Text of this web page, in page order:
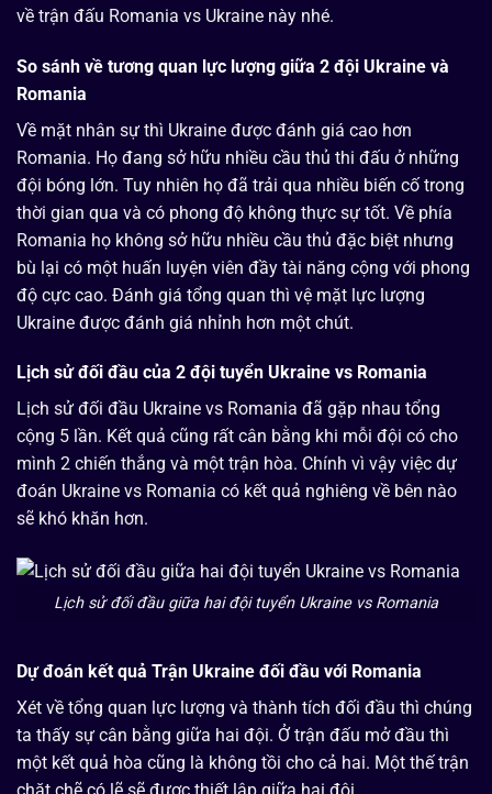
về trận đấu Romania vs Ukraine này nhé.
So sánh về tương quan lực lượng giữa 2 đội Ukraine và
Romania
Về mặt nhân sự thì Ukraine được đánh giá cao hơn
Romania. Họ đang sở hữu nhiều cầu thủ thi đấu ở những
đội bóng lớn. Tuy nhiên họ đã trải qua nhiều biến cố trong
thời gian qua và có phong độ không thực sự tốt. Về phía
Romania họ không sở hữu nhiều cầu thủ đặc biệt nhưng
bù lại có một huấn luyện viên đầy tài năng cộng với phong
độ cực cao. Đánh giá tổng quan thì vệ mặt lực lượng
Ukraine được đánh giá nhỉnh hơn một chút.
Lịch sử đối đầu của 2 đội tuyển Ukraine vs Romania
Lịch sử đối đầu Ukraine vs Romania đã gặp nhau tổng
cộng 5 lần. Kết quả cũng rất cân bằng khi mỗi đội có cho
mình 2 chiến thắng và một trận hòa. Chính vì vậy việc dự
đoán Ukraine vs Romania có kết quả nghiêng về bên nào
sẽ khó khăn hơn.
Lịch sử đối đầu giữa hai đội tuyển Ukraine vs Romania
Dự đoán kết quả Trận Ukraine đối đầu với Romania
Xét về tổng quan lực lượng và thành tích đối đầu thì chúng
ta thấy sự cân bằng giữa hai đội. Ở trận đấu mở đầu thì
một kết quả hòa cũng là không tồi cho cả hai. Một thế trận